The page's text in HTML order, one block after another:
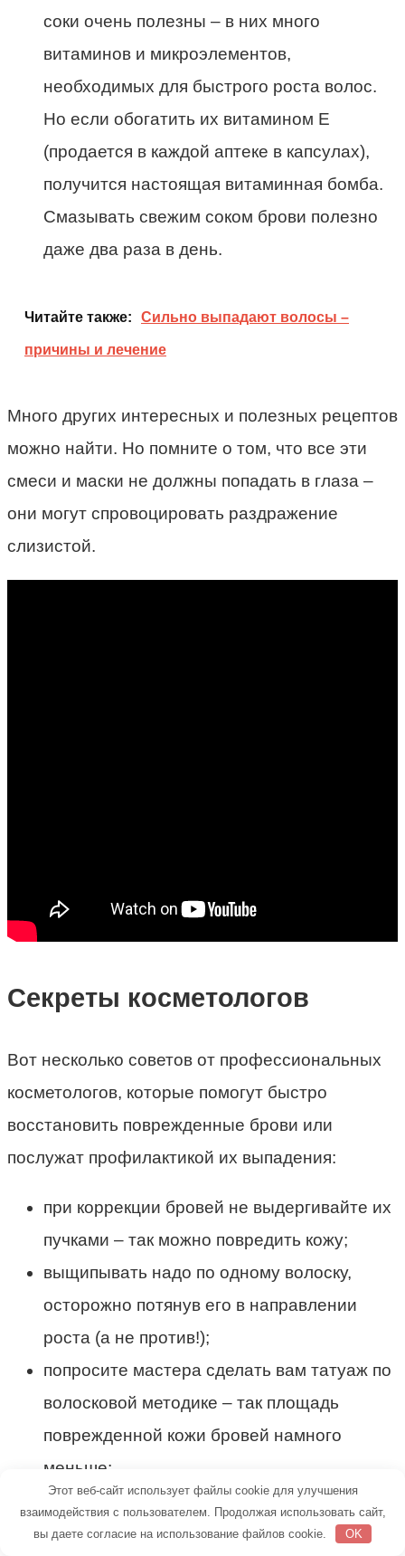
соки очень полезны – в них много
витаминов и микроэлементов,
необходимых для быстрого роста волос.
Но если обогатить их витамином Е
(продается в каждой аптеке в капсулах),
получится настоящая витаминная бомба.
Смазывать свежим соком брови полезно
даже два раза в день.
Читайте также: Сильно выпадают волосы –
причины и лечение
Много других интересных и полезных рецептов
можно найти. Но помните о том, что все эти
смеси и маски не должны попадать в глаза –
они могут спровоцировать раздражение
слизистой.
Секреты косметологов
Вот несколько советов от профессиональных
косметологов, которые помогут быстро
восстановить поврежденные брови или
послужат профилактикой их выпадения:
при коррекции бровей не выдергивайте их
пучками – так можно повредить кожу;
выщипывать надо по одному волоску,
осторожно потянув его в направлении
роста (а не против!);
попросите мастера сделать вам татуаж по
волосковой методике – так площадь
поврежденной кожи бровей намного
меньше;
перед началом процедуры обязательно
Этот веб-сайт использует файлы cookie для улучшения
взаимодействия с пользователем. Продолжая использовать сайт,
вы даете согласие на использование файлов cookie.
OK